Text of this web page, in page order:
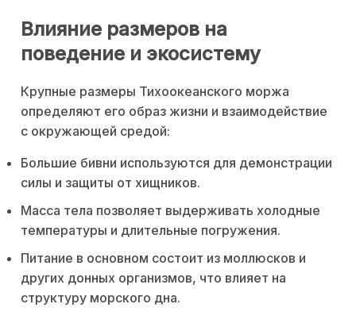
Влияние размеров на
поведение и экосистему
Крупные размеры Тихоокеанского моржа
определяют его образ жизни и взаимодействие
с окружающей средой:
Большие бивни используются для демонстрации
силы и защиты от хищников.
Масса тела позволяет выдерживать холодные
температуры и длительные погружения.
Питание в основном состоит из моллюсков и
других донных организмов, что влияет на
структуру морского дна.